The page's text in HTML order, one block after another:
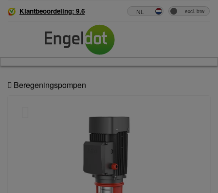
Klantbeoordeling: 9.6
Beregeningspompen